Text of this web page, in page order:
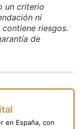
un criterio
ni
riesgos.
de
en España, con